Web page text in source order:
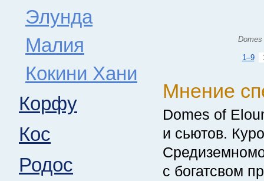
Элунда
Малия
Кокини Хани
Корфу
Кос
Родос
1–9
Мнение
Domes of
и сьютов.
с богатсвом